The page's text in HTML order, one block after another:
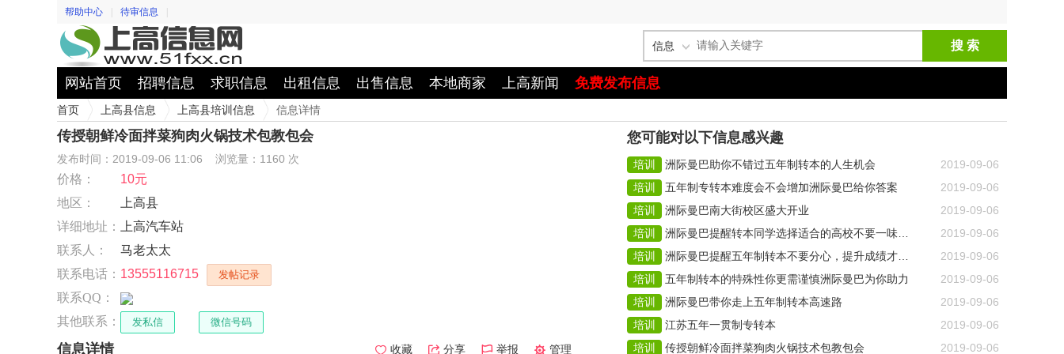
帮助中心 待审信息
信息 搜 索
网站首页 招聘信息 求职信息 出租信息 出售信息 本地商家 上高新闻 免费发布信息
首页 上高县信息 上高县培训信息 信息详情
传授朝鲜冷面拌菜狗肉火锅技术包教包会
发布时间：2019-09-06 11:06 浏览量：1160 次
价格：
10元
地区：
上高县
详细地址：
上高汽车站
联系人：
马老太太
联系电话： 13555116715 发帖记录
联系QQ：
其他联系：
发私信 微信号码
信息详情 收藏 分享 举报 管理
您可能对以下信息感兴趣
培训 洲际曼巴助你不错过五年制转本的人生机会
2019-09-06
培训
五年制专转本难度会不会增加洲际曼巴给你答案
2019-09-06
培训
洲际曼巴南大街校区盛大开业
2019-09-06
培训
洲际曼巴提醒转本同学选择适合的高校不要一味追求公立
2019-09-06
培训
洲际曼巴提醒五年制转本不要分心，提升成绩才是主要
2019-09-06
培训
五年制转本的特殊性你更需谨慎洲际曼巴为你助力
2019-09-06
培训
洲际曼巴带你走上五年制转本高速路
2019-09-06
培训
江苏五年一贯制专转本
2019-09-06
培训
传授朝鲜冷面拌菜狗肉火锅技术包教包会 2019-09-06